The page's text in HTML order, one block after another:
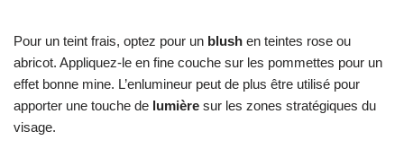
Pour un teint frais, optez pour un blush en teintes rose ou
abricot. Appliquez-le en fine couche sur les pommettes pour un
effet bonne mine. L’enlumineur peut de plus être utilisé pour
apporter une touche de lumière sur les zones stratégiques du
visage.